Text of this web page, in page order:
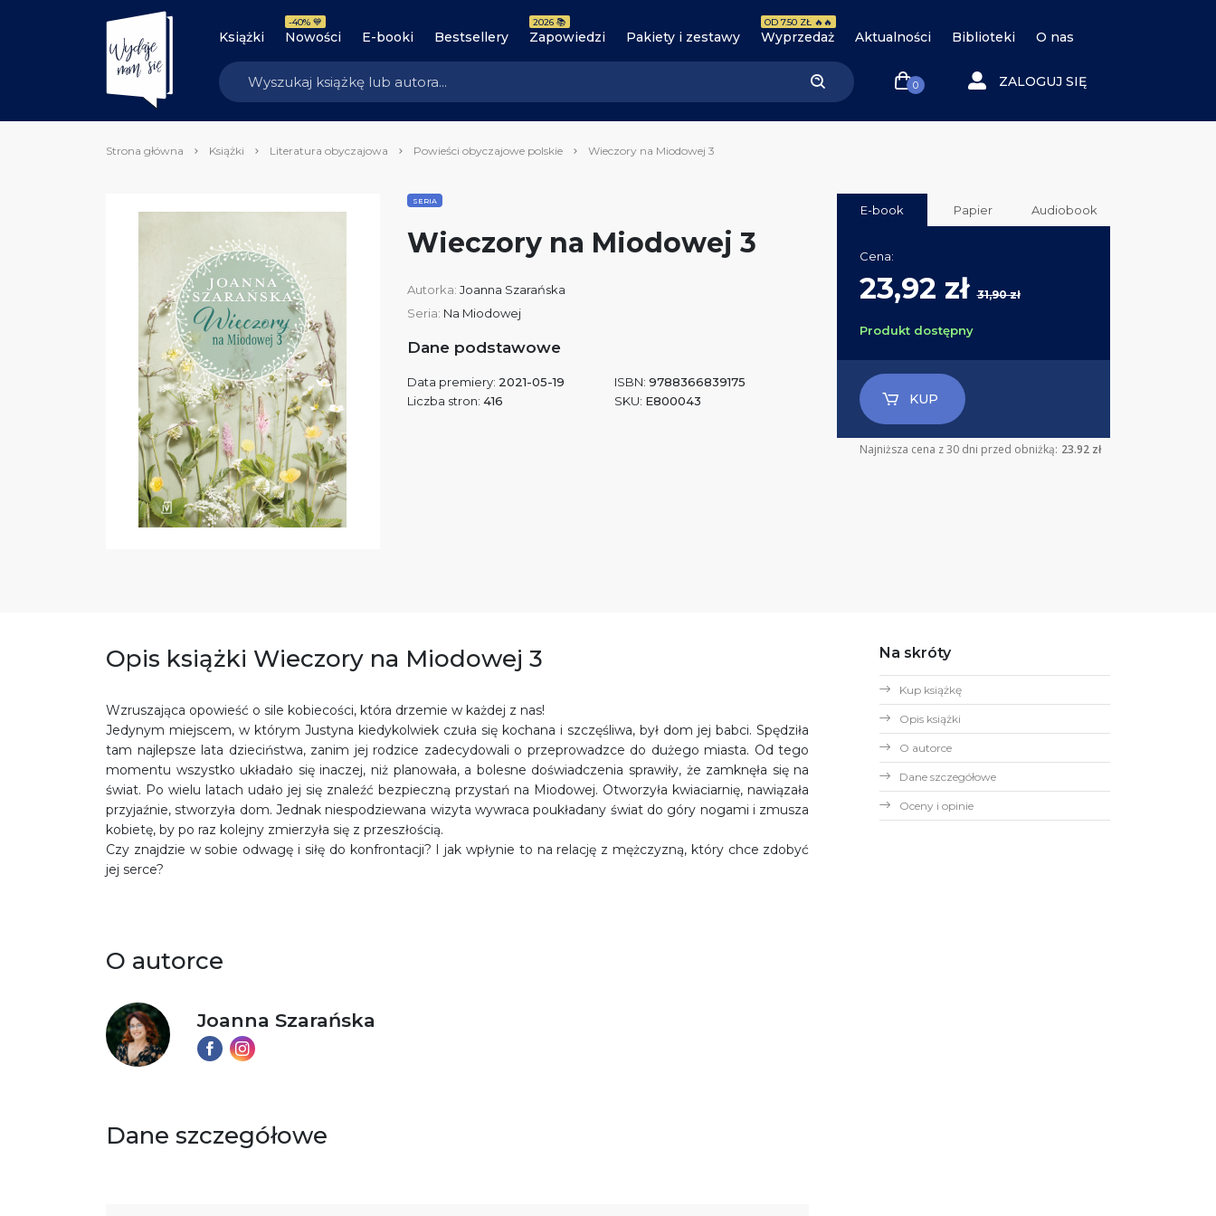
Książki Nowości
-40% 💙
E-booki Bestsellery Zapowiedzi
2026 📚
Pakiety i zestawy Wyprzedaż
OD 7.50 ZŁ 🔥🔥
Aktualności Biblioteki O nas
0 ZALOGUJ SIĘ
Strona główna Książki Literatura obyczajowa Powieści obyczajowe polskie Wieczory na Miodowej 3
SERIA
Wieczory na Miodowej 3
Autorka: Joanna Szarańska
Seria: Na Miodowej
Dane podstawowe
Data premiery: 2021-05-19
Liczba stron: 416
ISBN: 9788366839175
SKU: E800043
E-book Papier Audiobook
Cena:
23,92 zł31,90 zł
Produkt dostępny
KUP
Najniższa cena z 30 dni przed obniżką: 23.92 zł
Opis książki Wieczory na Miodowej 3
Wzruszająca opowieść o sile kobiecości, która drzemie w każdej z nas!
Jedynym miejscem, w którym Justyna kiedykolwiek czuła się kochana i szczęśliwa, był dom jej babci. Spędziła
tam najlepsze lata dzieciństwa, zanim jej rodzice zadecydowali o przeprowadzce do dużego miasta. Od tego
momentu wszystko układało się inaczej, niż planowała, a bolesne doświadczenia sprawiły, że zamknęła się na
świat. Po wielu latach udało jej się znaleźć bezpieczną przystań na Miodowej. Otworzyła kwiaciarnię, nawiązała
przyjaźnie, stworzyła dom. Jednak niespodziewana wizyta wywraca poukładany świat do góry nogami i zmusza
kobietę, by po raz kolejny zmierzyła się z przeszłością.
Czy znajdzie w sobie odwagę i siłę do konfrontacji? I jak wpłynie to na relację z mężczyzną, który chce zdobyć
jej serce?
O autorce
Joanna Szarańska
Dane szczegółowe
Na skróty
Kup książkę
Opis książki
O autorce
Dane szczegółowe
Oceny i opinie